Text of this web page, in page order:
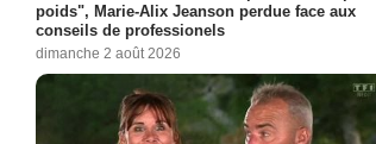
poids", Marie-Alix Jeanson perdue face aux
conseils de professionels
dimanche 2 août 2026